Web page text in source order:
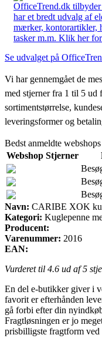
OfficeTrend.dk
har et bredt udvalg af
mærker, kontorartikler,
tasker m.m. Klik her
Se udvalget på
Vi har gennemgået de
med stjerner fra 1 til 5 ud
sortimentstørrelse,
leveringsformer og
Bedst anmeldte webshops
Webshop Stjerner
Navn: CARIBE XOK
Kategori: Kuglepenne
Producent:
Varenummer: 2016
EAN:
Vurderet til 4.6 ud af 5
En del e-butikker giver i
favorit er efterhånden
gå forbi efter din
Fragtløsningen er jo
prisbilligste fragtform